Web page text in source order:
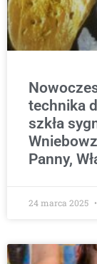
technika
szkła
Panny,
24 marca 2025